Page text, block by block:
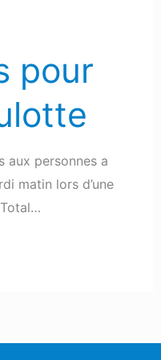
pour
aux personnes a
matin lors d’une